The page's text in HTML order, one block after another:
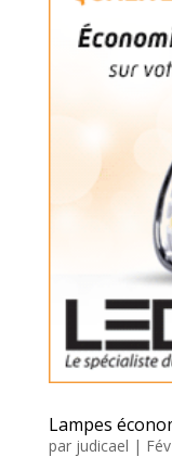
Lampes
par judicael |